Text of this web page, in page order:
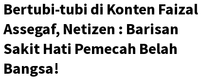
Bertubi-tubi di Konten Faizal
Assegaf, Netizen : Barisan
Sakit Hati Pemecah Belah
Bangsa!